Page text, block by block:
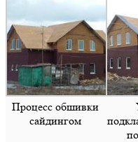
Процесс обшивки
сайдингом